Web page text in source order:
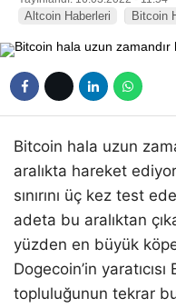
Altcoin Haberleri Bitcoin
Bitcoin hala uzun
aralıkta hareket
sınırını üç kez test
adeta bu aralıktan
yüzden en büyük
Dogecoin’in
topluluğunun tekrar